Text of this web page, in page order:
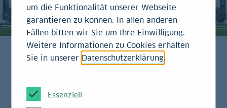
Reserve (Fed) ist ausschlaggebend für die
Entwicklung der amerikanischen Wirtschaft. Der
um die Funktionalität unserer Webseite
garantieren zu können. In allen anderen
Fällen bitten wir Sie um Ihre Einwilligung.
Weitere Informationen zu Cookies erhalten
Sie in unserer Datenschutzerklärung.
Essenziell